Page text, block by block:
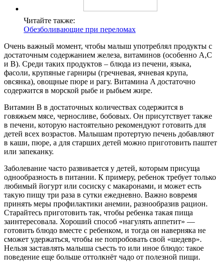
Читайте также:
Обезболивающие при переломах
Очень важный момент, чтобы малыш употреблял продукты с
достаточным содержанием железа, витаминов (особенно A,C
и B). Среди таких продуктов – блюда из печени, языка,
фасоли, крупяные гарниры (гречневая, ячневая крупа,
овсянка), овощные пюре и рагу. Витамина A достаточно
содержится в морской рыбе и рыбьем жире.
Витамин B в достаточных количествах содержится в
говяжьем мясе, черносливе, бобовых. Он присутствует также
в печени, которую настоятельно рекомендуют готовить для
детей всех возрастов. Малышам протертую печень добавляют
в каши, пюре, а для старших детей можно приготовить паштет
или запеканку.
Заболевание часто развивается у детей, которым присуща
однообразность в питании. К примеру, ребенок требует только
любимый йогурт или сосиску с макаронами, и может есть
такую пищу три раза в сутки ежедневно. Важно вовремя
принять меры профилактики анемии, разнообразив рацион.
Старайтесь приготовить так, чтобы ребенка такая пища
заинтересовала. Хороший способ «нагулять аппетит» —
готовить блюдо вместе с ребенком, и тогда он наверняка не
сможет удержаться, чтобы не попробовать свой «шедевр».
Нельзя заставлять малыша съесть то или иное блюдо: такое
поведение еще больше оттолкнёт чадо от полезной пищи.